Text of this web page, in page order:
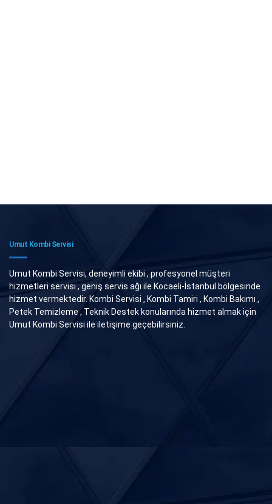
Umut Kombi Servisi
Umut Kombi Servisi, deneyimli ekibi , profesyonel müşteri
hizmetleri servisi , geniş servis ağı ile Kocaeli-İstanbul bölgesinde
hizmet vermektedir. Kombi Servisi , Kombi Tamiri , Kombi Bakımı ,
Petek Temizleme , Teknik Destek konularında hizmet almak için
Umut Kombi Servisi ile iletişime geçebilirsiniz.